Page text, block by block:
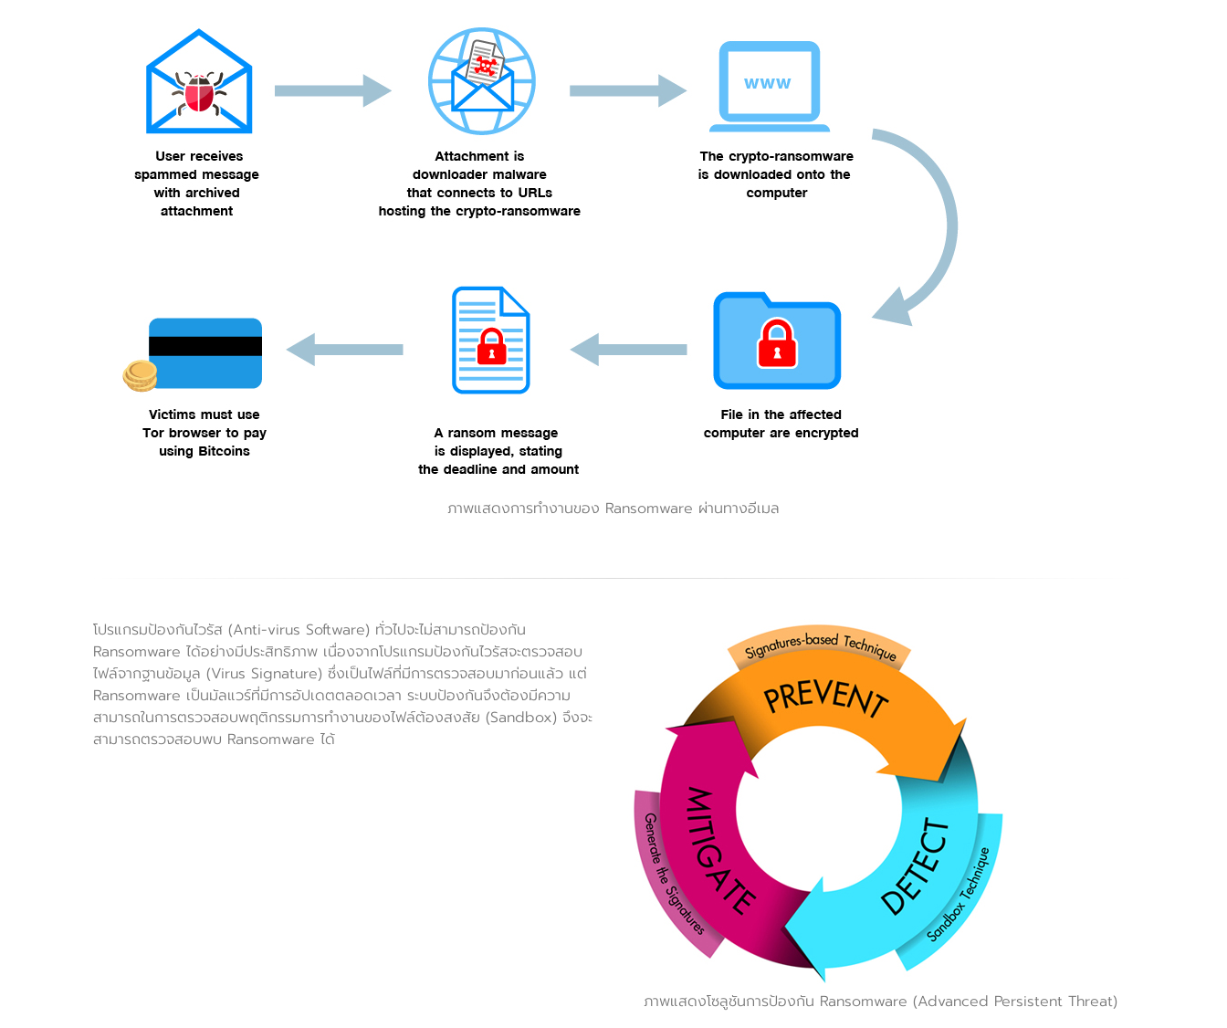
ภาพแสดงการทำงานของ Ransomware ผ่านทางอีเมล
โปรแกรมป้องกันไวรัส (Anti-virus Software) ทั่วไปจะไม่สามารถป้องกัน
Ransomware ได้อย่างมีประสิทธิภาพ เนื่องจากโปรแกรมป้องกันไวรัสจะตรวจสอบ
ไฟล์จากฐานข้อมูล (Virus Signature) ซึ่งเป็นไฟล์ที่มีการตรวจสอบมาก่อนแล้ว แต่
Ransomware เป็นมัลแวร์ที่มีการอัปเดตตลอดเวลา ระบบป้องกันจึงต้องมีความ
สามารถในการตรวจสอบพฤติกรรมการทำงานของไฟล์ต้องสงสัย (Sandbox) จึงจะ
สามารถตรวจสอบพบ Ransomware ได้
ภาพแสดงโซลูชันการป้องกัน Ransomware (Advanced Persistent Threat)